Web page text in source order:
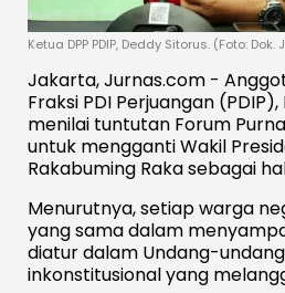
Ketua DPP PDIP, Deddy Sitorus. (Foto: Dok.
Jakarta, Jurnas.com -
Fraksi PDI Perjuangan
menilai tuntutan Forum
untuk mengganti Wakil
Rakabuming Raka sebagai
Menurutnya, setiap warga
yang sama dalam
diatur dalam Undang-
inkonstitusional yang